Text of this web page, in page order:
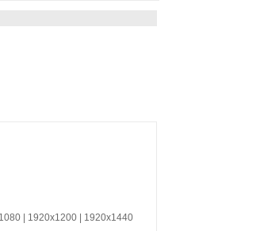
| 1920x1200 | 1920x1440